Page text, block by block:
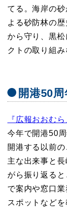
てる。海岸の
よる砂防林の
から守り、黒
クトの取り組み
開港50周
『広報おおむ
今年で開港50
開港する以前
主な出来事と
がら振り返る
で案内や窓口
スポットなどを